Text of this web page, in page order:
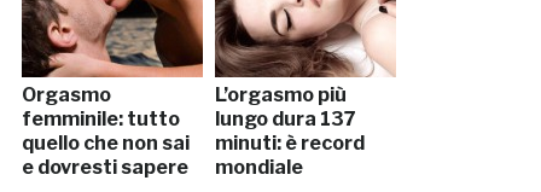
Orgasmo
femminile: tutto
quello che non sai
e dovresti sapere
L’orgasmo più
lungo dura 137
minuti: è record
mondiale